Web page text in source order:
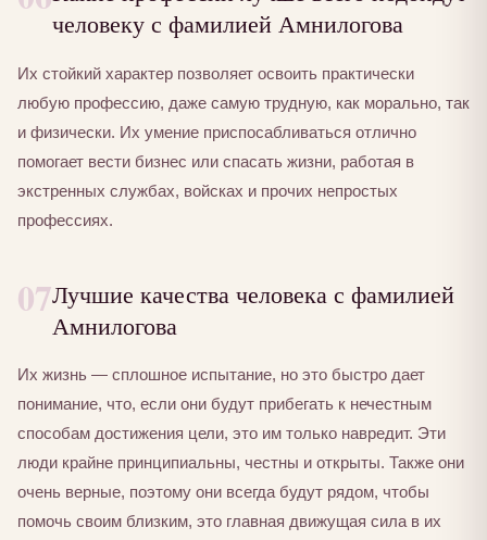
человеку с фамилией Амнилогова
Их стойкий характер позволяет освоить практически
любую профессию, даже самую трудную, как морально, так
и физически. Их умение приспосабливаться отлично
помогает вести бизнес или спасать жизни, работая в
экстренных службах, войсках и прочих непростых
профессиях.
07Лучшие качества человека с фамилией
Амнилогова
Их жизнь — сплошное испытание, но это быстро дает
понимание, что, если они будут прибегать к нечестным
способам достижения цели, это им только навредит. Эти
люди крайне принципиальны, честны и открыты. Также они
очень верные, поэтому они всегда будут рядом, чтобы
помочь своим близким, это главная движущая сила в их